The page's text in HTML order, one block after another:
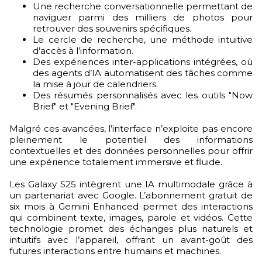
Une recherche conversationnelle permettant de
naviguer parmi des milliers de photos pour
retrouver des souvenirs spécifiques.
Le cercle de recherche, une méthode intuitive
d’accès à l’information.
Des expériences inter-applications intégrées, où
des agents d’IA automatisent des tâches comme
la mise à jour de calendriers.
Des résumés personnalisés avec les outils "Now
Brief" et "Evening Brief".
Malgré ces avancées, l’interface n’exploite pas encore
pleinement le potentiel des informations
contextuelles et des données personnelles pour offrir
une expérience totalement immersive et fluide.
Les Galaxy S25 intègrent une IA multimodale grâce à
un partenariat avec Google. L’abonnement gratuit de
six mois à Gemini Enhanced permet des interactions
qui combinent texte, images, parole et vidéos. Cette
technologie promet des échanges plus naturels et
intuitifs avec l’appareil, offrant un avant-goût des
futures interactions entre humains et machines.